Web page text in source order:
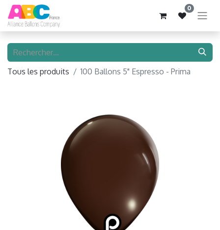
0
Tous les produits 100 Ballons 5" Espresso - Prima